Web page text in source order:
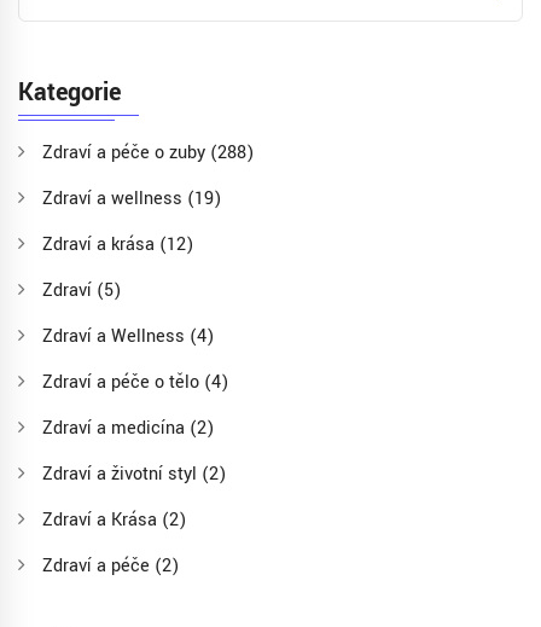
Kategorie
Zdraví a péče o zuby (288)
Zdraví a wellness (19)
Zdraví a krása (12)
Zdraví (5)
Zdraví a Wellness (4)
Zdraví a péče o tělo (4)
Zdraví a medicína (2)
Zdraví a životní styl (2)
Zdraví a Krása (2)
Zdraví a péče (2)